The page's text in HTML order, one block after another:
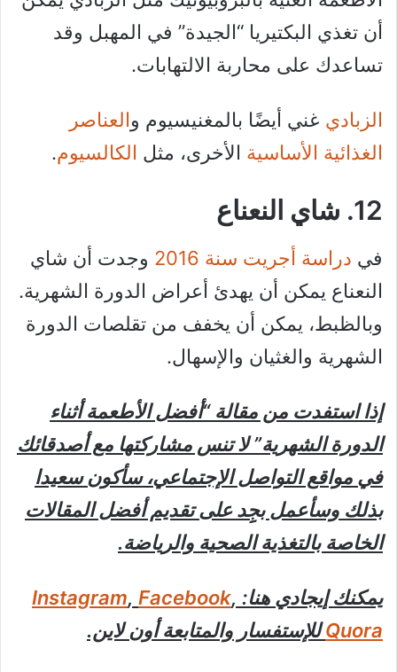
أن تغذي البكتيريا “الجيدة” في المهبل وقد
تساعدك على محاربة الالتهابات.
الزبادي غني أيضًا بالمغنيسيوم والعناصر
الغذائية الأساسية الأخرى، مثل الكالسيوم.
12. شاي النعناع
في دراسة أجريت سنة 2016
وجدت أن شاي
النعناع يمكن أن يهدئ أعراض الدورة الشهرية.
وبالظبط، يمكن أن يخفف من تقلصات الدورة
الشهرية والغثيان والإسهال.
إذا استفدت من مقالة “أفضل الأطعمة أثناء
الدورة الشهرية” لا تنس مشاركتها مع أصدقائك
في مواقع التواصل الإجتماعي، سأكون سعيدا
بذلك وسأعمل بجِِد على تقديم أفضل المقالات
الخاصة بالتغذية الصحية والرياضة.
يمكنك إيجادي هنا: Instagram, Facebook,
Quoraللإستفسار والمتابعة أون لاين.